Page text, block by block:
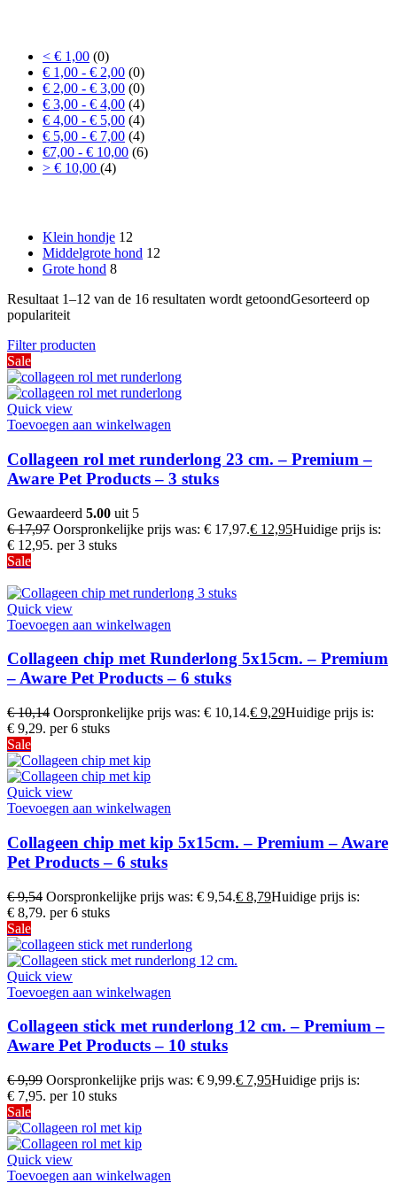
< € 1,00 (0)
€ 1,00 - € 2,00 (0)
€ 2,00 - € 3,00 (0)
€ 3,00 - € 4,00 (4)
€ 4,00 - € 5,00 (4)
€ 5,00 - € 7,00 (4)
€7,00 - € 10,00 (6)
> € 10,00 (4)
Klein hondje 12
Middelgrote hond 12
Grote hond 8
Resultaat 1–12 van de 16 resultaten wordt getoondGesorteerd op
populariteit
Filter producten
Sale
Quick view
Toevoegen aan winkelwagen
Collageen rol met runderlong 23 cm. – Premium –
Aware Pet Products – 3 stuks
Gewaardeerd 5.00 uit 5
€17,97 Oorspronkelijke prijs was: € 17,97.€ 12,95Huidige prijs is:
€ 12,95. per 3 stuks
Sale
Quick view
Toevoegen aan winkelwagen
Collageen chip met Runderlong 5x15cm. – Premium
– Aware Pet Products – 6 stuks
€10,14 Oorspronkelijke prijs was: € 10,14.€ 9,29Huidige prijs is:
€ 9,29. per 6 stuks
Sale
Quick view
Toevoegen aan winkelwagen
Collageen chip met kip 5x15cm. – Premium – Aware
Pet Products – 6 stuks
€9,54 Oorspronkelijke prijs was: € 9,54.€ 8,79Huidige prijs is:
€ 8,79. per 6 stuks
Sale
Quick view
Toevoegen aan winkelwagen
Collageen stick met runderlong 12 cm. – Premium –
Aware Pet Products – 10 stuks
€9,99 Oorspronkelijke prijs was: € 9,99.€ 7,95Huidige prijs is:
€ 7,95. per 10 stuks
Sale
Quick view
Toevoegen aan winkelwagen